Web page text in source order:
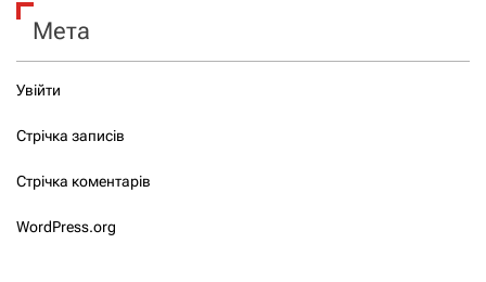
Мета
Увійти
Стрічка записів
Стрічка коментарів
WordPress.org